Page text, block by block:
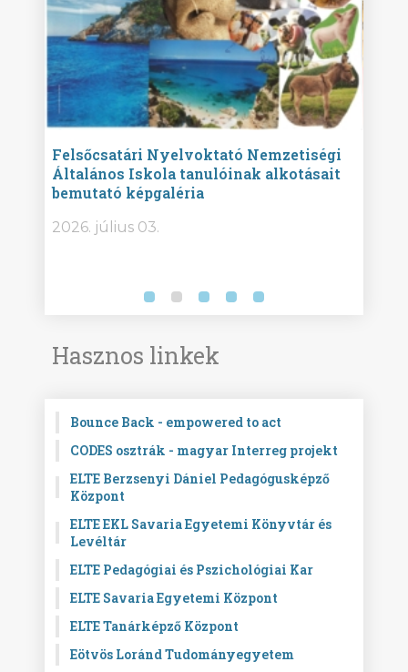
Felsőcsatári Nyelvoktató Nemzetiségi
Általános Iskola tanulóinak alkotásait
bemutató képgaléria
2026. július 03.
Hasznos linkek
Bounce Back - empowered to act
CODES osztrák - magyar Interreg projekt
ELTE Berzsenyi Dániel Pedagógusképző
Központ
ELTE EKL Savaria Egyetemi Könyvtár és
Levéltár
ELTE Pedagógiai és Pszichológiai Kar
ELTE Savaria Egyetemi Központ
ELTE Tanárképző Központ
Eötvös Loránd Tudományegyetem